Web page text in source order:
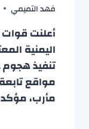
فهد التميمي
أعلنت قوات
اليمنية
تنفيذ
مواقع
مأرب،